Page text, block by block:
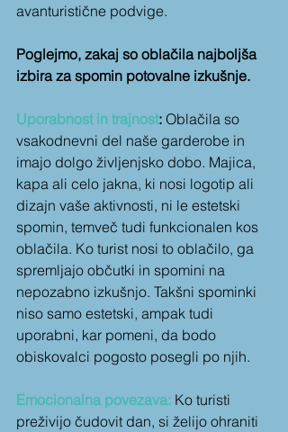
avanturistične podvige.
Poglejmo, zakaj so oblačila najboljša
izbira za spomin potovalne izkušnje.
Uporabnost in trajnost: Oblačila so
vsakodnevni del naše garderobe in
imajo dolgo življenjsko dobo. Majica,
kapa ali celo jakna, ki nosi logotip ali
dizajn vaše aktivnosti, ni le estetski
spomin, temveč tudi funkcionalen kos
oblačila. Ko turist nosi to oblačilo, ga
spremljajo občutki in spomini na
nepozabno izkušnjo. Takšni spominki
niso samo estetski, ampak tudi
uporabni, kar pomeni, da bodo
obiskovalci pogosto posegli po njih.
Emocionalna povezava: Ko turisti
preživijo čudovit dan, si želijo ohraniti